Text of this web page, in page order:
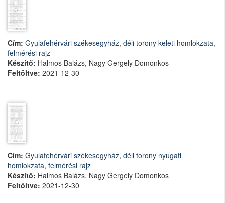
Cím: Gyulafehérvári székesegyház, déli torony keleti homlokzata,
felmérési rajz
Készítő: Halmos Balázs, Nagy Gergely Domonkos
Feltöltve: 2021-12-30
Cím: Gyulafehérvári székesegyház, déli torony nyugati
homlokzata, felmérési rajz
Készítő: Halmos Balázs, Nagy Gergely Domonkos
Feltöltve: 2021-12-30